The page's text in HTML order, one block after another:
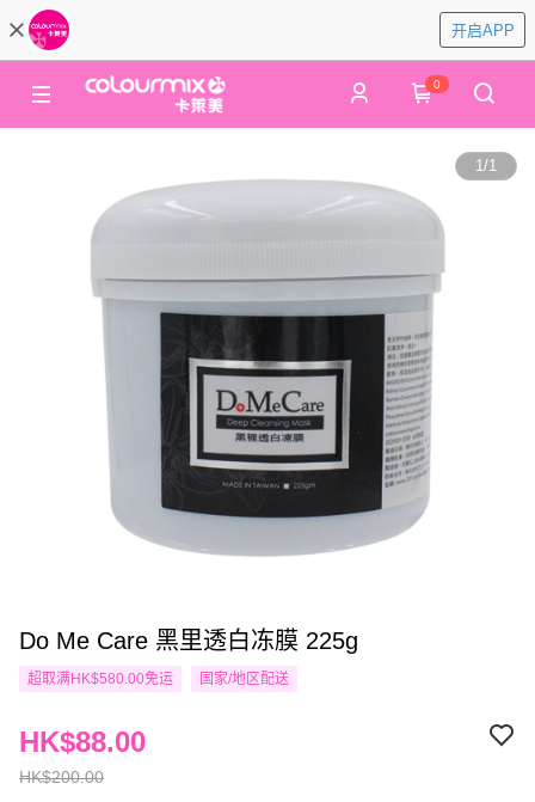
开启APP
0
1/1
Do Me Care 黑里透白冻膜 225g
超取满HK$580.00免运 国家/地区配送
HK$200.00
HK$88.00